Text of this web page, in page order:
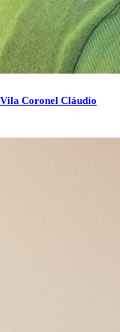
Coronel Cláudio